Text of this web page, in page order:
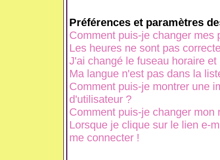
Préférences et paramètres
Comment puis-je changer mes
Les heures ne sont pas
J'ai changé le fuseau horaire
Ma langue n'est pas dans la
Comment puis-je montrer une
d'utilisateur ?
Comment puis-je changer mon
Lorsque je clique sur le lien e-
me connecter !